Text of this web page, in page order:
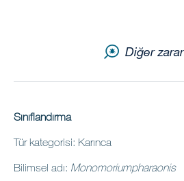
Kariyer
Diğer
Sınıflandırma
Tür kategorisi: Karınca
Bilimsel adı: Monomoriumpharaonis